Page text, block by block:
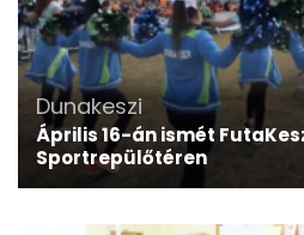
Dunakeszi
Április 16-án ismét
Sportrepülőtéren